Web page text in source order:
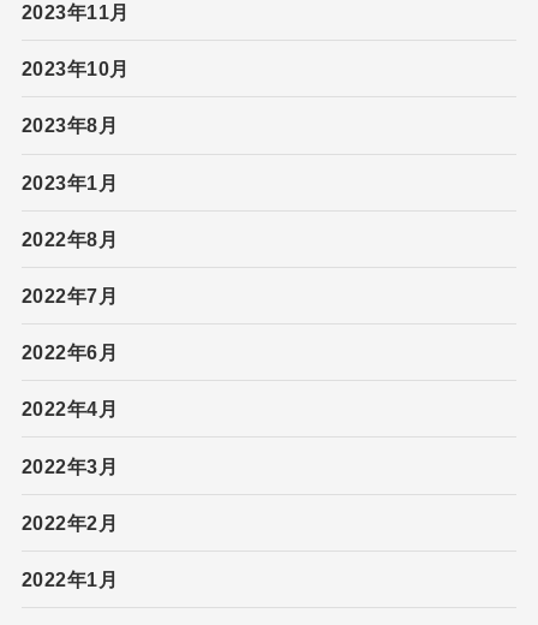
2023年11月
2023年10月
2023年8月
2023年1月
2022年8月
2022年7月
2022年6月
2022年4月
2022年3月
2022年2月
2022年1月